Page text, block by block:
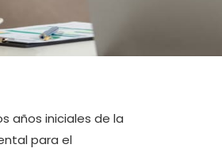
años iniciales de la
para el